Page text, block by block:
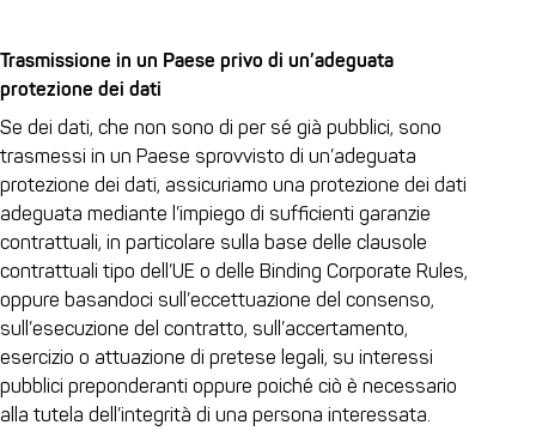
Trasmissione in un Paese privo di un’adeguata
protezione dei dati
Se dei dati, che non sono di per sé già pubblici, sono
trasmessi in un Paese sprovvisto di un’adeguata
protezione dei dati, assicuriamo una protezione dei dati
adeguata mediante l’impiego di sufficienti garanzie
contrattuali, in particolare sulla base delle clausole
contrattuali tipo dell’UE o delle Binding Corporate Rules,
oppure basandoci sull’eccettuazione del consenso,
sull’esecuzione del contratto, sull’accertamento,
esercizio o attuazione di pretese legali, su interessi
pubblici preponderanti oppure poiché ciò è necessario
alla tutela dell’integrità di una persona interessata.